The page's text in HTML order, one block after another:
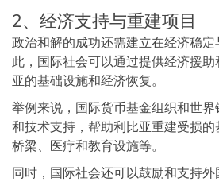
2、经济支持与重建项目
政治和解的成功还需建立在经济稳
此，国际社会可以通过提供经济援
亚的基础设施和经济恢复。
举例来说，国际货币基金组织和世
和技术支持，帮助利比亚重建受损的
桥梁、医疗和教育设施等。
同时，国际社会还可以鼓励和支持